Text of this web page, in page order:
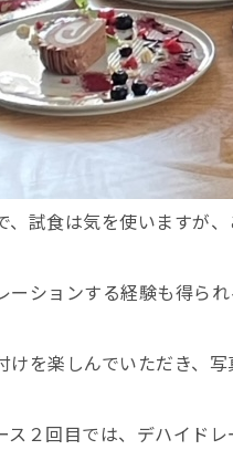
、試食は気を使いますが
ーションする経験も得ら
けを楽しんでいただき、写
ス２回目では、デハイド